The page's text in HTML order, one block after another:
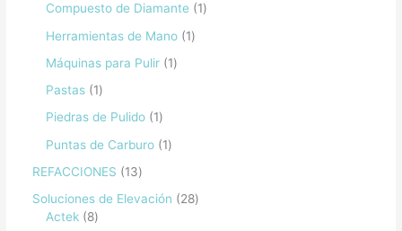
Compuesto de Diamante
1
Herramientas de Mano
1
Máquinas para Pulir
1
Pastas
1
Piedras de Pulido
1
Puntas de Carburo
1
REFACCIONES
13
Soluciones de Elevación
28
Actek
8